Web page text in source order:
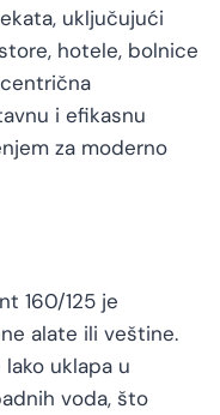
uključujući
hotele, bolnice
i efikasnu
za moderno
160/125 je
alate ili veštine.
uklapa u
voda, što